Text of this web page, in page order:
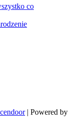
co
| Powered by